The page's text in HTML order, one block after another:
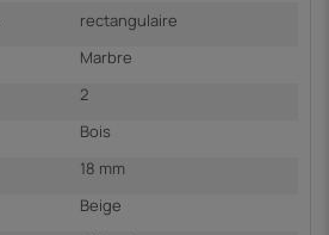
rectangulaire
Marbre
2
Bois
18 mm
Beige